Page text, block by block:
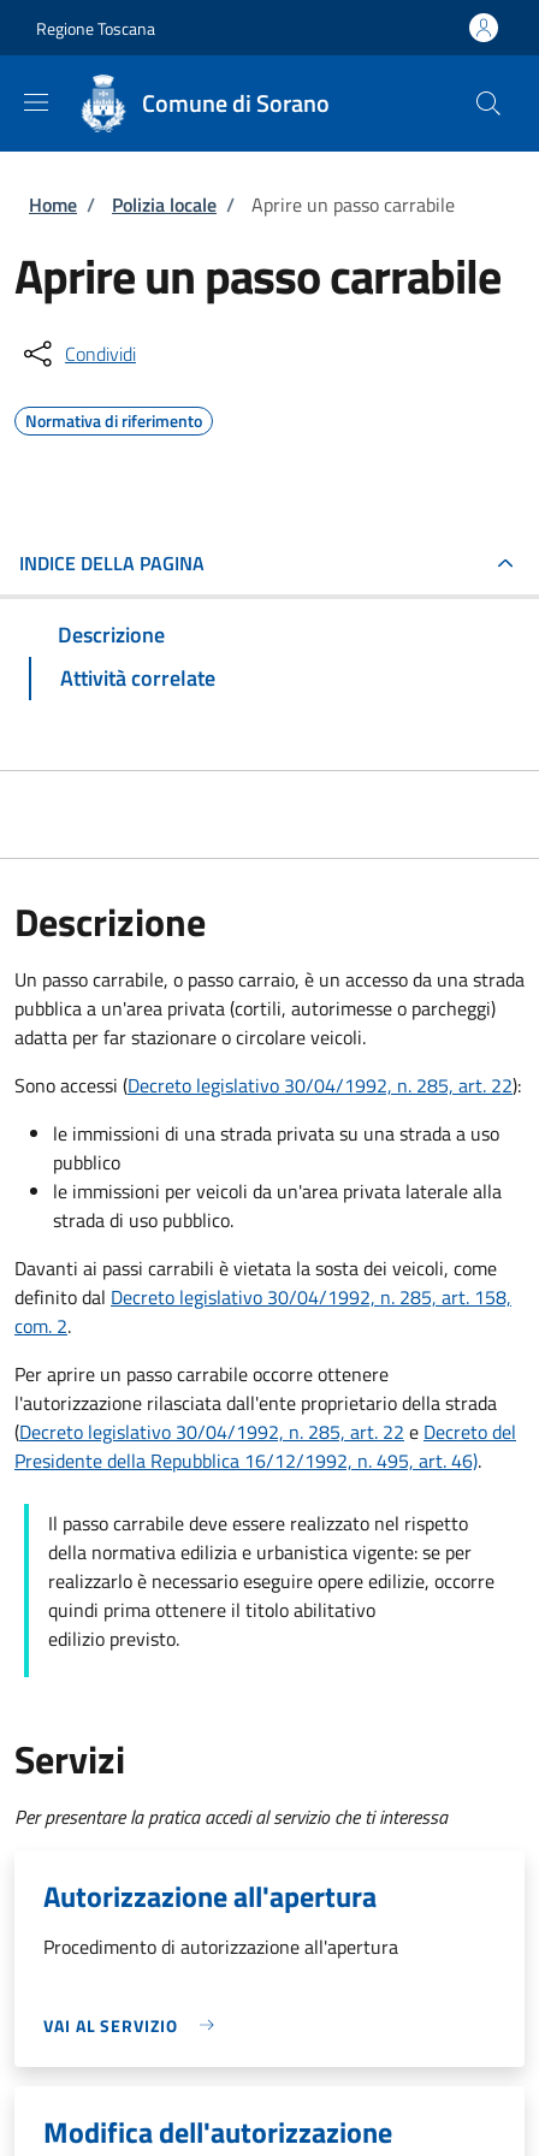
Regione Toscana
Comune di Sorano
Briciole di pane
Home / Polizia locale / Aprire un passo carrabile
Aprire un passo carrabile
Condividi
Normativa di riferimento
INDICE DELLA PAGINA
Descrizione
Attività correlate
Descrizione
Un passo carrabile, o passo carraio, è un accesso da una strada
pubblica a un'area privata (cortili, autorimesse o parcheggi)
adatta per far stazionare o circolare veicoli.
Sono accessi (Decreto legislativo 30/04/1992, n. 285, art. 22):
le immissioni di una strada privata su una strada a uso
pubblico
le immissioni per veicoli da un'area privata laterale alla
strada di uso pubblico.
Davanti ai passi carrabili è vietata la sosta dei veicoli, come
definito dal Decreto legislativo 30/04/1992, n. 285, art. 158,
com. 2.
Per aprire un passo carrabile occorre ottenere
l'autorizzazione rilasciata dall'ente proprietario della strada
(Decreto legislativo 30/04/1992, n. 285, art. 22 e Decreto del
Presidente della Repubblica 16/12/1992, n. 495, art. 46).
Il passo carrabile deve essere realizzato nel rispetto
della normativa edilizia e urbanistica vigente: se per
realizzarlo è necessario eseguire opere edilizie, occorre
quindi prima ottenere il titolo abilitativo
edilizio previsto.
Servizi
Per presentare la pratica accedi al servizio che ti interessa
Autorizzazione all'apertura
Procedimento di autorizzazione all'apertura
VAI AL SERVIZIO
Modifica dell'autorizzazione